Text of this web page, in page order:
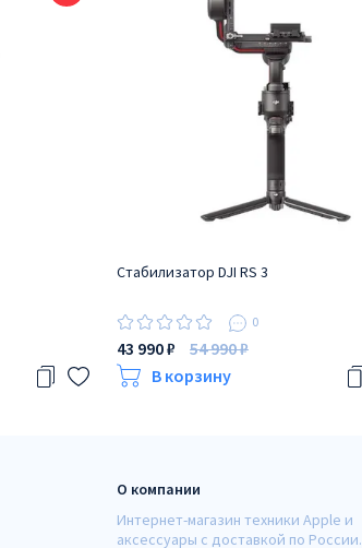
Стабилизатор DJI RS 3
0
43 990 ₽
54 990 ₽
В корзину
О компании
Интернет-магазин техники Apple и
аксессуары с доставкой по России.